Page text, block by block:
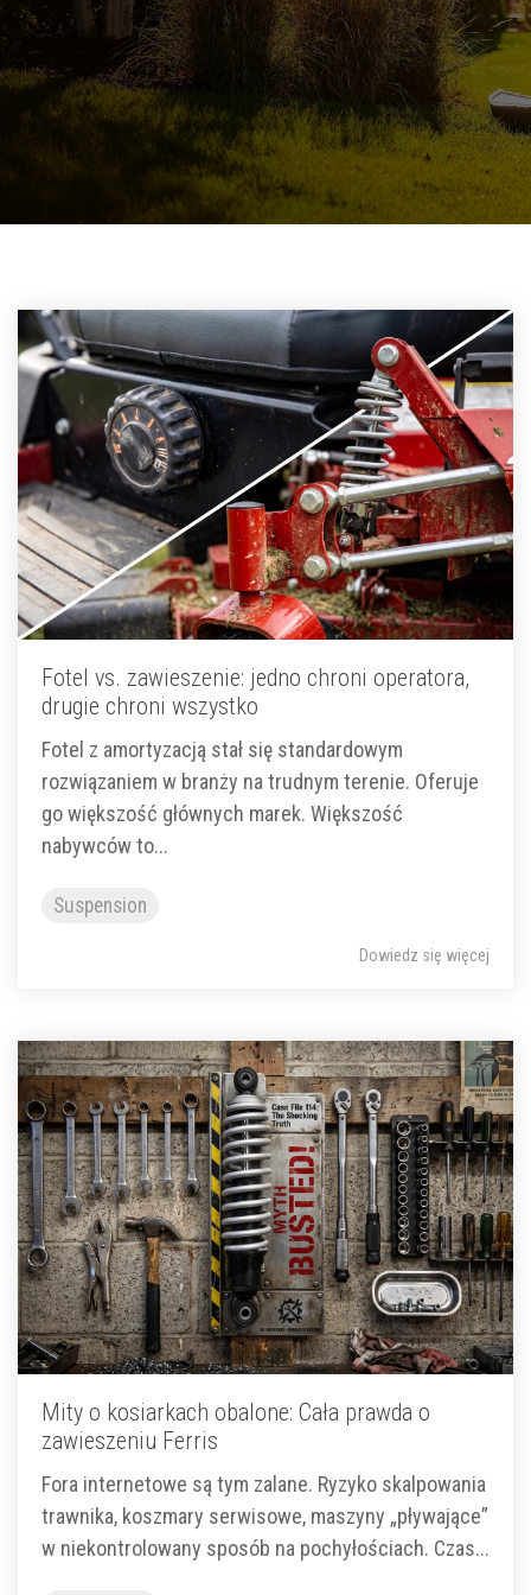
Fotel vs. zawieszenie: jedno chroni operatora,
drugie chroni wszystko
Fotel z amortyzacją stał się standardowym
rozwiązaniem w branży na trudnym terenie. Oferuje
go większość głównych marek. Większość
nabywców to...
Suspension
Dowiedz się więcej
Mity o kosiarkach obalone: Cała prawda o
zawieszeniu Ferris
Fora internetowe są tym zalane. Ryzyko skalpowania
trawnika, koszmary serwisowe, maszyny „pływające”
w niekontrolowany sposób na pochyłościach. Czas...